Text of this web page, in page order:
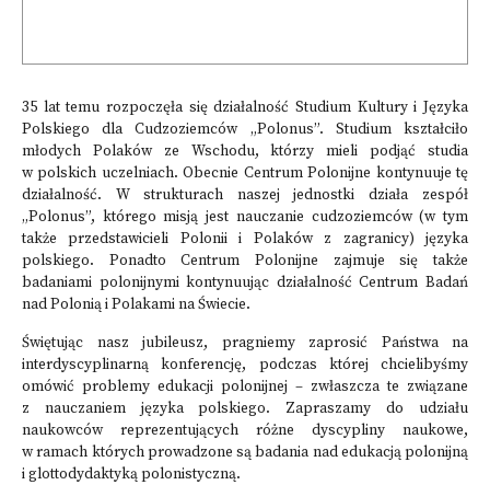
35 lat temu rozpoczęła się działalność Studium Kultury i Języka
Polskiego dla Cudzoziemców „Polonus”. Studium kształciło
młodych Polaków ze Wschodu, którzy mieli podjąć studia
w polskich uczelniach. Obecnie Centrum Polonijne kontynuuje tę
działalność. W strukturach naszej jednostki działa zespół
„Polonus”, którego misją jest nauczanie cudzoziemców (w tym
także przedstawicieli Polonii i Polaków z zagranicy) języka
polskiego. Ponadto Centrum Polonijne zajmuje się także
badaniami polonijnymi kontynuując działalność Centrum Badań
nad Polonią i Polakami na Świecie.
Świętując nasz jubileusz, pragniemy zaprosić Państwa na
interdyscyplinarną konferencję, podczas której chcielibyśmy
omówić problemy edukacji polonijnej – zwłaszcza te związane
z nauczaniem języka polskiego. Zapraszamy do udziału
naukowców reprezentujących różne dyscypliny naukowe,
w ramach których prowadzone są badania nad edukacją polonijną
i glottodydaktyką polonistyczną.